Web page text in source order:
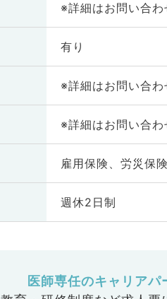
※詳細はお問い合わ
有り
※詳細はお問い合わ
※詳細はお問い合わ
雇用保険、労災保
週休2日制
医師専任のキャリアパ